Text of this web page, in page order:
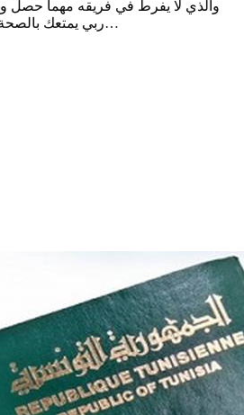
والذي لا يفرط في فريقه مهما حصل
…ربي يمتعك